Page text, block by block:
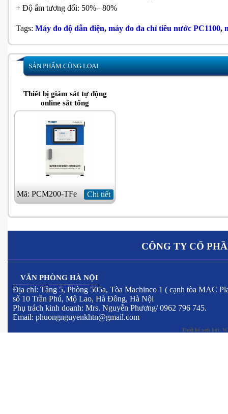
+ Độ ẩm tương đối: 50%– 80%
Tags: Máy đo độ dẫn điện, máy đo đa chỉ tiêu nước PC1100,
SẢN PHẨM CÙNG LOẠI
Thiết bị giám sát tự động
online sắt tổng
Mã: PCM200-TFe Chi tiết
CÔNG TY CỔ
VĂN PHÒNG HÀ NỘI
Địa chỉ: Tầng 5, Phòng 505a, Tòa Machinco 1 ( cạnh tòa MAC
số 10 Trần Phú, Mộ Lao, Hà Đông, Hà Nội
Phụ trách kinh doanh: Mrs. Nguyễn Phương/ 0962 796 745.
Email: phuongnguyenkhtn@gmail.com
Thiết kế web bởi-